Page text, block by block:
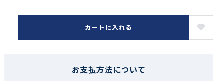
カートに入れる
お支払方法について